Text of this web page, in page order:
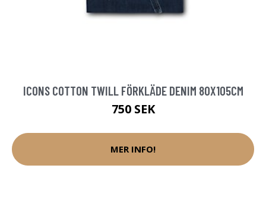
ICONS COTTON TWILL FÖRKLÄDE DENIM 80X105CM
750 SEK
MER INFO!